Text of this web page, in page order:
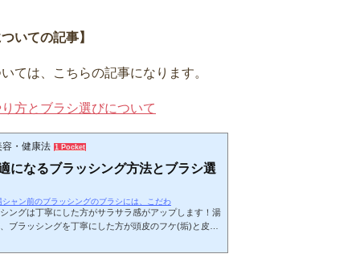
いての記事】
ては、こちらの記事になります。
方とブラシ選びについて
・健康法 1 Pocket
になるブラッシング方法とブラシ選
ャン前のブラッシングのブラシには、こだわ
ングは丁寧にした方がサラサラ感がアップします！湯
ブラッシングを丁寧にした方が頭皮のフケ(垢)と皮脂
やすくなることは、頭皮の脂が酸化してかゆみを引き